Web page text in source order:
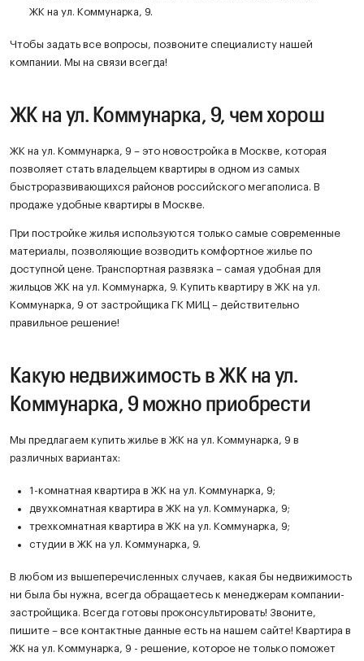
ЖК на ул. Коммунарка, 9.
Чтобы задать все вопросы, позвоните специалисту нашей
компании. Мы на связи всегда!
ЖК на ул. Коммунарка, 9, чем хорош
ЖК на ул. Коммунарка, 9 – это новостройка в Москве, которая
позволяет стать владельцем квартиры в одном из самых
быстроразвивающихся районов российского мегаполиса. В
продаже удобные квартиры в Москве.
При постройке жилья используются только самые современные
материалы, позволяющие возводить комфортное жилье по
доступной цене. Транспортная развязка – самая удобная для
жильцов ЖК на ул. Коммунарка, 9. Купить квартиру в ЖК на ул.
Коммунарка, 9 от застройщика ГК МИЦ – действительно
правильное решение!
Какую недвижимость в ЖК на ул.
Коммунарка, 9 можно приобрести
Мы предлагаем купить жилье в ЖК на ул. Коммунарка, 9 в
различных вариантах:
1-комнатная квартира в ЖК на ул. Коммунарка, 9;
двухкомнатная квартира в ЖК на ул. Коммунарка, 9;
трехкомнатная квартира в ЖК на ул. Коммунарка, 9;
студии в ЖК на ул. Коммунарка, 9.
В любом из вышеперечисленных случаев, какая бы недвижимость
ни была бы нужна, всегда обращаетесь к менеджерам компании-
застройщика. Всегда готовы проконсультировать! Звоните,
пишите – все контактные данные есть на нашем сайте! Квартира в
ЖК на ул. Коммунарка, 9 - решение, которое не только поможет